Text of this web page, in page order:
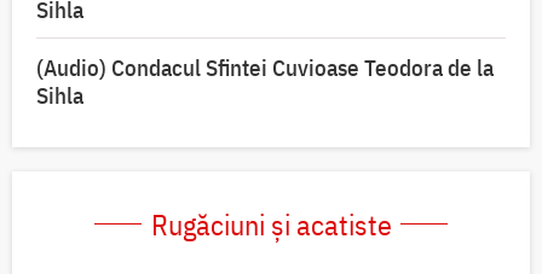
Sihla
(Audio) Condacul Sfintei Cuvioase Teodora de la
Sihla
Rugăciuni și acatiste